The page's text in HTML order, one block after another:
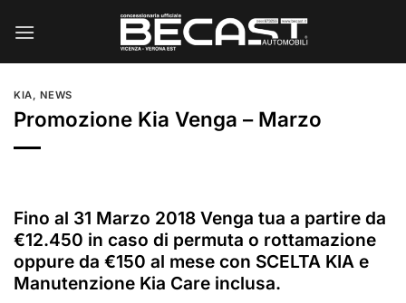
KIA, NEWS
Promozione Kia Venga – Marzo
Fino al 31 Marzo 2018 Venga tua a partire da
€12.450 in caso di permuta o rottamazione
oppure da €150 al mese con SCELTA KIA e
Manutenzione Kia Care inclusa.